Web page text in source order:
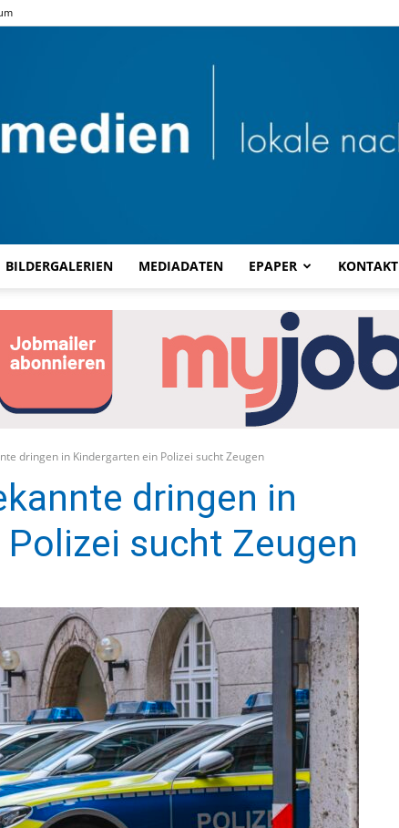
Verlag
BILDERGALERIEN MEDIADATEN EPAPER KONTAKT
dringen in Kindergarten ein Polizei sucht Zeugen
dringen in
sucht Zeugen